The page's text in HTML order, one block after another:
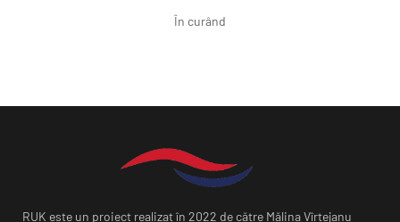
În curând
RUK este un proiect realizat în 2022 de către Mălina Vîrtejanu